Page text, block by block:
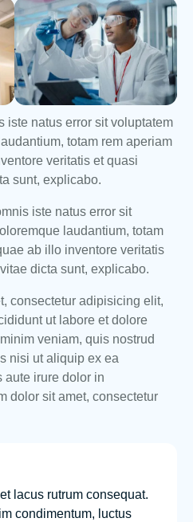
iste natus error sit voluptatem
totam rem aperiam
veritatis et quasi
sunt, explicabo.
iste natus error sit
laudantium, totam
ab illo inventore veritatis
dicta sunt, explicabo.
consectetur adipisicing elit,
ut labore et dolore
veniam, quis nostrud
nisi ut aliquip ex ea
aute irure dolor in
dolor sit amet, consectetur
lacus rutrum consequat.
condimentum, luctus